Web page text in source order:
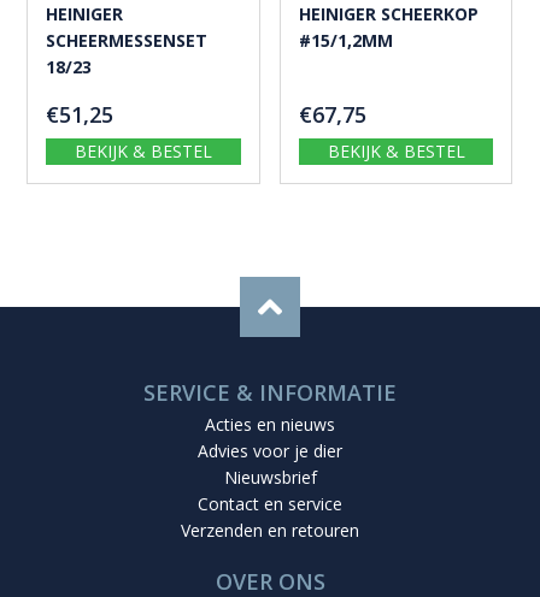
HEINIGER
SCHEERMESSENSET
18/23
€51,25
BEKIJK & BESTEL
HEINIGER SCHEERKOP
#15/1,2MM
€67,75
BEKIJK & BESTEL
SERVICE & INFORMATIE
Acties en nieuws
Advies voor je dier
Nieuwsbrief
Contact en service
Verzenden en retouren
OVER ONS